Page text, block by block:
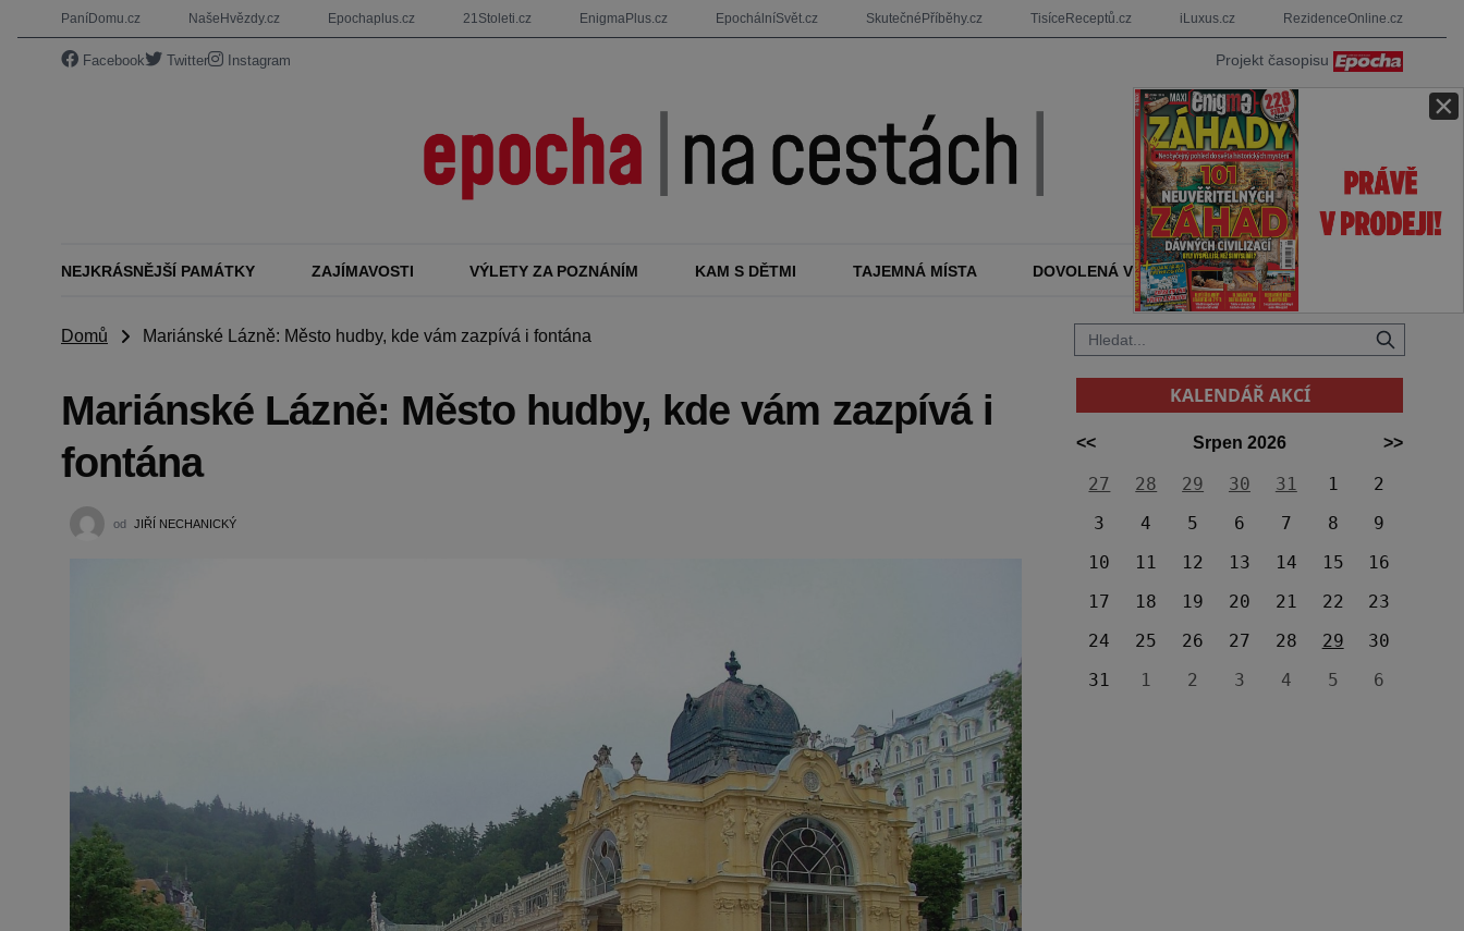
×
PaníDomu.cz NašeHvězdy.cz Epochaplus.cz 21Stoleti.cz EnigmaPlus.cz EpochálníSvět.cz SkutečnéPříběhy.cz TisíceReceptů.cz iLuxus.cz RezidenceOnline.cz
Facebook Twitter Instagram Projekt časopisu
NEJKRÁSNĚJŠÍ PAMÁTKY ZAJÍMAVOSTI VÝLETY ZA POZNÁNÍM KAM S DĚTMI TAJEMNÁ MÍSTA DOVOLENÁ V ZAHRANIČÍ KALENDÁŘ AKCÍ
Domů Mariánské Lázně: Město hudby, kde vám zazpívá i fontána
Mariánské Lázně: Město hudby, kde vám zazpívá i
fontána
od JIŘÍ NECHANICKÝ
KALENDÁŘ AKCÍ
<< Srpen 2026 >>
27 28 29 30 31 1
2
3
4 5 6 7 8
9
10
11 12 13 14 15
16
17
18 19 20 21 22
23
24
25 26 27 28 29
30
31
1 2 3 4 5 6